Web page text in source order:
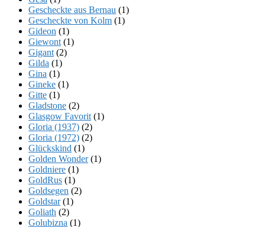
Gescheckte aus Bernau (1)
Gescheckte von Kolm (1)
Gideon (1)
Giewont (1)
Gigant (2)
Gilda (1)
Gina (1)
Gineke (1)
Gitte (1)
Gladstone (2)
Glasgow Favorit (1)
Gloria (1937) (2)
Gloria (1972) (2)
Glückskind (1)
Golden Wonder(1)
Goldniere (1)
GoldRus (1)
Goldsegen (2)
Goldstar(1)
Goliath (2)
Golubizna (1)